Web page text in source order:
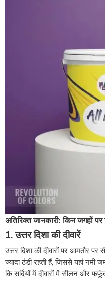
अतिरिक्त जानकारी: किन जगहों
1. उत्तर दिशा की दीवारें
उत्तर दिशा की दीवारों पर आमतौर पर
ज्यादा ठंडी रहती हैं, जिससे यहां नमी
कि सर्दियों में दीवारों में सीलन और